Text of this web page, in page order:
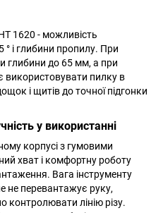
1620 - можливість
і глибини пропилу. При
глибини до 65 мм, а при
пилку в
і щитів до точної підгонки
у використанні
корпусі з гумовими
хват і комфортну роботу
Вага інструменту
не перевантажує руку,
контролювати лінію різу.